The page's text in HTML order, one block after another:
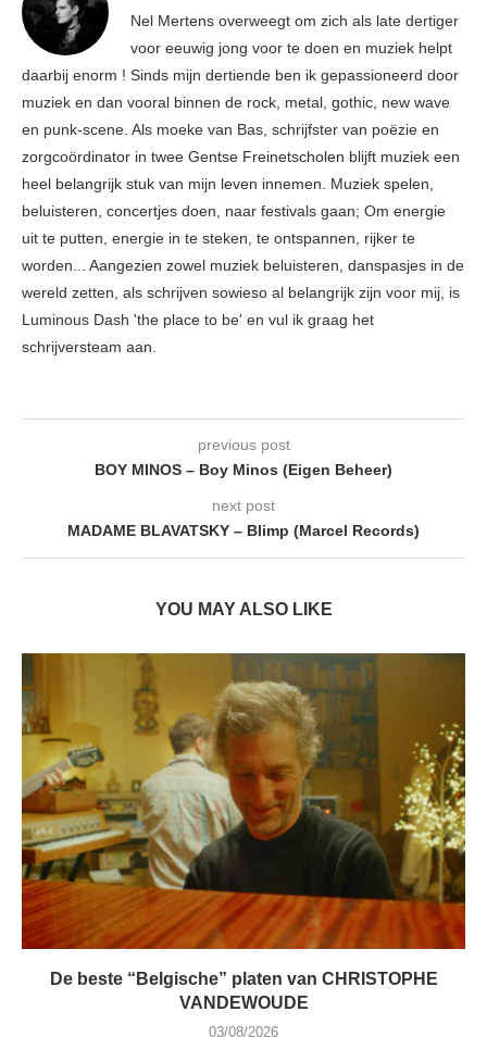
Nel Mertens overweegt om zich als late dertiger
voor eeuwig jong voor te doen en muziek helpt
daarbij enorm ! Sinds mijn dertiende ben ik gepassioneerd door
muziek en dan vooral binnen de rock, metal, gothic, new wave
en punk-scene. Als moeke van Bas, schrijfster van poëzie en
zorgcoördinator in twee Gentse Freinetscholen blijft muziek een
heel belangrijk stuk van mijn leven innemen. Muziek spelen,
beluisteren, concertjes doen, naar festivals gaan; Om energie
uit te putten, energie in te steken, te ontspannen, rijker te
worden... Aangezien zowel muziek beluisteren, danspasjes in de
wereld zetten, als schrijven sowieso al belangrijk zijn voor mij, is
Luminous Dash 'the place to be' en vul ik graag het
schrijversteam aan.
previous post
BOY MINOS – Boy Minos (Eigen Beheer)
next post
MADAME BLAVATSKY – Blimp (Marcel Records)
YOU MAY ALSO LIKE
De beste “Belgische” platen van CHRISTOPHE
VANDEWOUDE
03/08/2026